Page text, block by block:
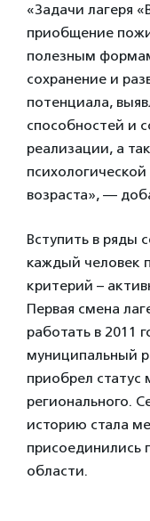
«Задачи лагеря
приобщение
полезным
сохранение и
потенциала,
способностей и
реализации, а
возраста», —
Вступить в ряды
каждый человек
критерий –
Первая смена
работать в 2011
муниципальный
приобрел статус
регионального.
историю стала
присоединились
области.